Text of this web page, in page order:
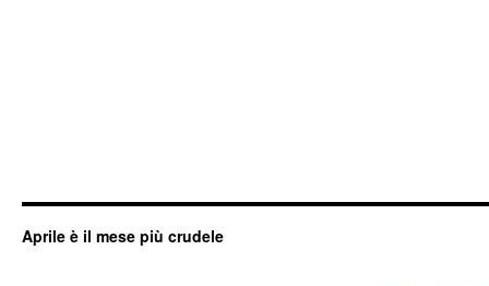
Aprile è il mese più crudele